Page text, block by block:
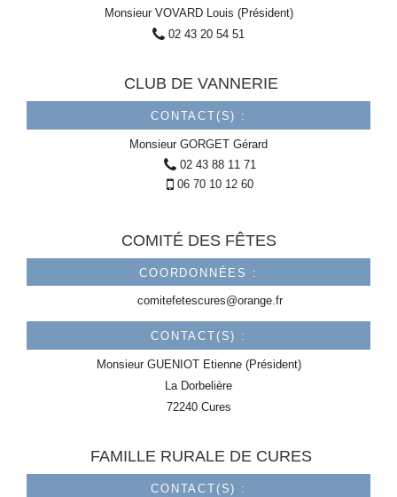
Monsieur VOVARDLouis (Président)
02 43 20 54 51
CLUB DE VANNERIE
CONTACT(S) :
Monsieur GORGET Gérard
02 43 88 11 71
06 70 10 12 60
COMITÉ DES FÊTES
COORDONNÉES :
comitefetescures@orange.fr
CONTACT(S) :
Monsieur GUENIOTEtienne (Président)
La Dorbelière
72240 Cures
FAMILLE RURALE DE CURES
CONTACT(S) :